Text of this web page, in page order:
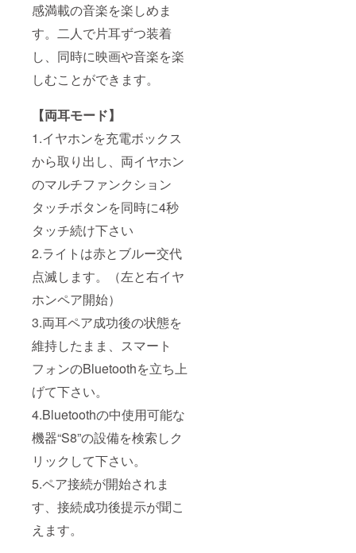
感満載の音楽を楽しめま
す。二人で片耳ずつ装着
し、同時に映画や音楽を楽
しむことができます。
【両耳モード】
1.イヤホンを充電ボックス
から取り出し、両イヤホン
のマルチファンクション
タッチボタンを同時に4秒
タッチ続け下さい
2.ライトは赤とブルー交代
点滅します。（左と右イヤ
ホンペア開始）
3.両耳ペア成功後の状態を
維持したまま、スマート
フォンのBluetoothを立ち上
げて下さい。
4.Bluetoothの中使用可能な
機器“S8”の設備を検索しク
リックして下さい。
5.ペア接続が開始されま
す、接続成功後提示が聞こ
えます。